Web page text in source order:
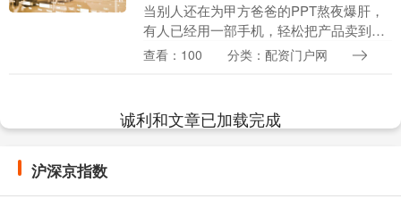
当别人还在为甲方爸爸的PPT熬夜爆肝，
有人已经用一部手机，轻松把产品卖到了
地球另一端；当“内卷”“躺平”成为打工人的
查看：100 分类：配资门户网
诚利和文章已加载完成
沪深京指数